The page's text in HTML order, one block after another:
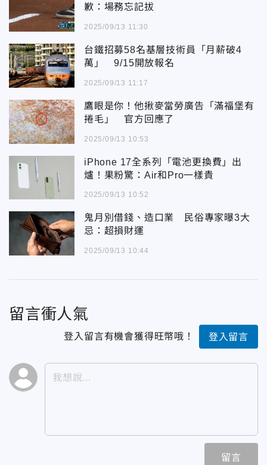
歉：場務忘記拔
2025/09/13 11:30
台鐵招募58名基層技術員「月薪破4
萬」 9/15開放報名
2025/09/13 11:17
鷹眼是你！他揪麥當勞廣告「滿福堡有
捲毛」 官方回應了
2025/09/13 10:53
iPhone 17全系列「電池更換費」出
爐！果粉驚：Air和Pro一樣貴
2025/09/13 10:52
鬼月別借錢、造口業 民俗專家曝3大
忌：超損財運
2025/09/13 10:44
留言衝人氣
登入留言有機會獲得旺幣哦！ 登入留言
留言